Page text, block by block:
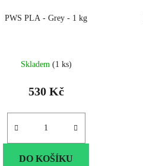
PWS PLA - Grey - 1 kg
Skladem (1 ks)
530 Kč
DO KOŠÍKU